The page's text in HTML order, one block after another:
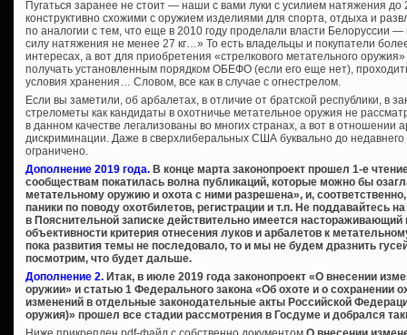
Пугаться заранее не стоит — наши с вами луки с усилием натяжения до
конструктивно схожими с оружием изделиями для спорта, отдыха и
по аналогии с тем, что еще в 2010 году проделали власти Белоруссии
силу натяжения не менее 27 кг…» То есть владельцы и покупатели
интересах, а вот для приобретения «стрелкового метательного
получать установленным порядком ОБЕФО (если его еще нет),
условия хранения… Словом, все как в случае с огнестрелом.
Если вы заметили, об арбалетах, в отличие от братской республики, в
стрелометы как кандидаты в охотничье метательное оружия не
в данном качестве легализованы во многих странах, а вот в отношении
дискриминации. Даже в сверхлиберальных США буквально до
ограничено.
Дополнение 2019 года. В конце марта законопроект прошел 1-е
сообществам покатилась волна публикаций, которые можно бы
метательному оружию и охота с ними разрешена», и,
паники по поводу охотбилетов, регистрации и т.п. Не поддавайтесь
в Пояснительной записке действительно имеется
объективности критерия отнесения луков и арбалетов к
пока развития темы не последовало, то и мы не будем дразнить
посмотрим, что будет дальше.
Дополнение 2. Итак, в июле 2019 года законопроект «О внесении
оружии» и статью 1 Федерального закона «Об охоте и о сохранении
изменений в отдельные законодательные акты Российской
оружия)» прошел все стадии рассмотрения в Госдуме и добрался